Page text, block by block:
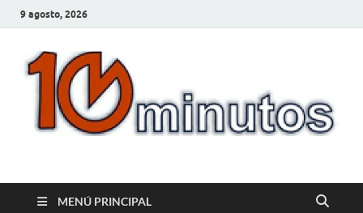
9 agosto, 2026
10minutos.com.uy
MENÚ PRINCIPAL